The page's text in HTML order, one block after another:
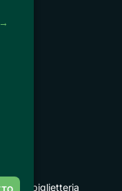
Peak
della biglietteria